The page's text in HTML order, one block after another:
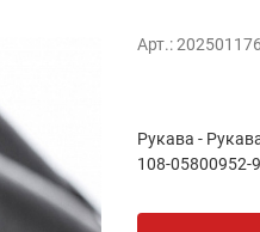
Арт.: 202501176
Рукава -
108-05800952-